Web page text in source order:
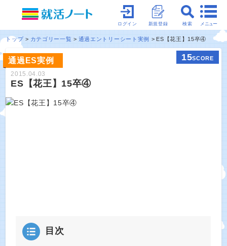
メニュー
検索
新規登録
ログイン
トップ カテゴリー一覧 通過エントリーシート実例 ES【花王】15卒④
通過ES実例 15SCORE
2015.04.03
ES【花王】15卒④
目次